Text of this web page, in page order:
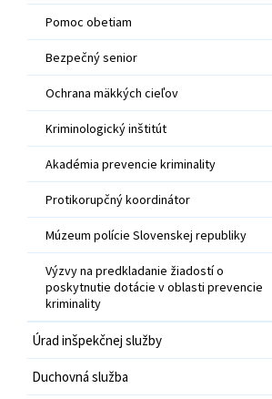
Pomoc obetiam
Bezpečný senior
Ochrana mäkkých cieľov
Kriminologický inštitút
Akadémia prevencie kriminality
Protikorupčný koordinátor
Múzeum polície Slovenskej republiky
Výzvy na predkladanie žiadostí o
poskytnutie dotácie v oblasti prevencie
kriminality
Úrad inšpekčnej služby
Duchovná služba